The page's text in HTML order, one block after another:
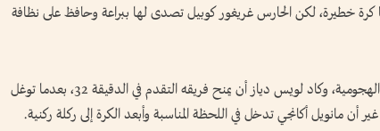
بويرتا كرة خطيرة، لكن الحارس غريغور كوبيل تصدى لها ببراعة وحافظ على نظافة
وواصل المنتخب الكولومبي محاولاته الهجومية، وكاد لويس دياز أن يمنح فريقه التقدم في الدقيقة 32، بعدما توغل
أن مانويل أكانجي تدخل في اللحظة المناسبة وأبعد الكرة إلى ركلة ركنية.